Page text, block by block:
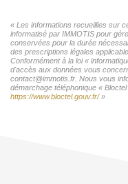
« Les informations recueillies sur
informatisé par IMMOTIS pour
conservées pour la durée
des prescriptions légales
Conformément à la loi «
d'accès aux données vous
contact@immotis.fr. Nous vous
démarchage téléphonique «
https://www.bloctel.gouv.fr/»